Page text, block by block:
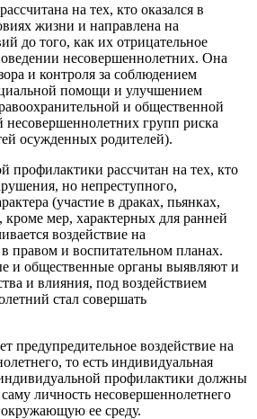
на тех, кто оказался в
жизни и направлена на
до того, как их отрицательное
несовершеннолетних. Она
и контроля за соблюдением
помощи и улучшением
и общественной
групп риска
осужденных родителей).
профилактики рассчитан на тех, кто
но непреступного,
(участие в драках, пьянках,
кроме мер, характерных для ранней
воздействие на
правом и воспитательном планах.
и общественные органы выявляют и
и влияния, под воздействием
стал совершать
предупредительное воздействие на
то есть индивидуальная
профилактики должны
саму личность несовершеннолетнего
ее среду.